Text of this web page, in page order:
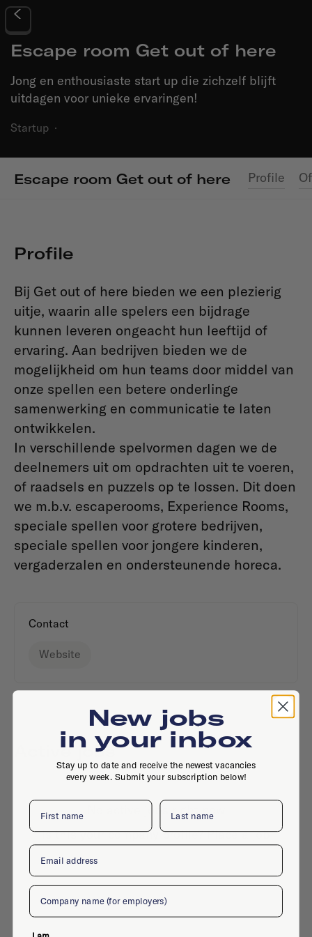
Escape room Get out of here
Jong en enthousiaste start up die zichzelf blijft
uitdagen voor unieke ervaringen!
Startup ·
Escape room Get out of here Profile
Profile
Bij Get out of here bieden we een plezierig
uitje, waarin alle spelers een bijdrage
kunnen leveren ongeacht hun leeftijd of
ervaring. Aan bedrijven bieden we de
mogelijkheid om hun teams door middel van
onze spellen een betere onderlinge
samenwerking en communicatie te laten
ontwikkelen.
In verschillende spelvormen dagen we de
deelnemers uit om opdrachten uit te voeren,
of raadsels en puzzels op te lossen. Dit doen
we m.b.v. escaperooms, Experience Rooms,
speciale spellen voor grotere bedrijven,
speciale spellen voor jongere kinderen,
vergaderzalen en ondersteunende horeca.
Contact
Website
Active jobs
No active jobs right now
Is this your company profile?Place a job
New jobs
in your inbox
Stay up to date and receive the newest vacancies
every week. Submit your subscription below!
First name Last name
Email
Company